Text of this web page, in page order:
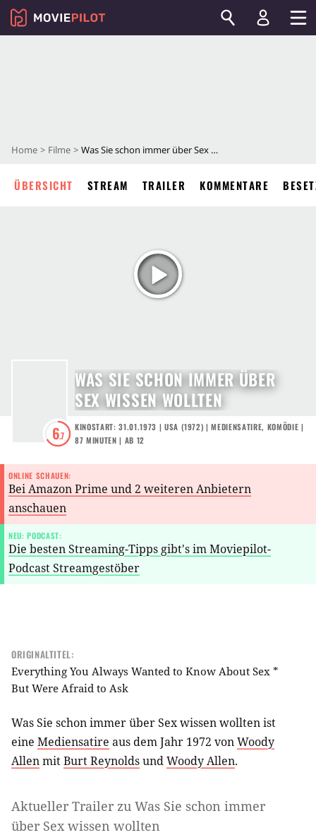
Home Filme Was Sie schon immer über Sex wissen wollten
ÜBERSICHT STREAM TRAILER KOMMENTARE
6.7
WAS SIE SCHON IMMER ÜBER
SEX WISSEN WOLLTEN
KINOSTART: 31.01.1973 | USA (1972) |MEDIENSATIRE, KOMÖDIE |
87 MINUTEN | AB 12
ONLINE SCHAUEN:
Bei Amazon Prime und 2 weiteren Anbietern
anschauen
NEU: PODCAST:
Die besten Streaming-Tipps gibt's im Moviepilot-
Podcast Streamgestöber
ORIGINALTITEL:
Everything You Always Wanted to Know About Sex *
But Were Afraid to Ask
Was Sie schon immer über Sex wissen wollten ist
eine Mediensatire aus dem Jahr 1972 vonWoody
AllenmitBurt ReynoldsundWoody Allen.
Aktueller Trailer zu Was Sie schon immer
über Sex wissen wollten